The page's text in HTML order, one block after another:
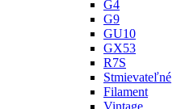
G4
G9
GU10
GX53
R7S
Stmievateľné
Filament
Vintage